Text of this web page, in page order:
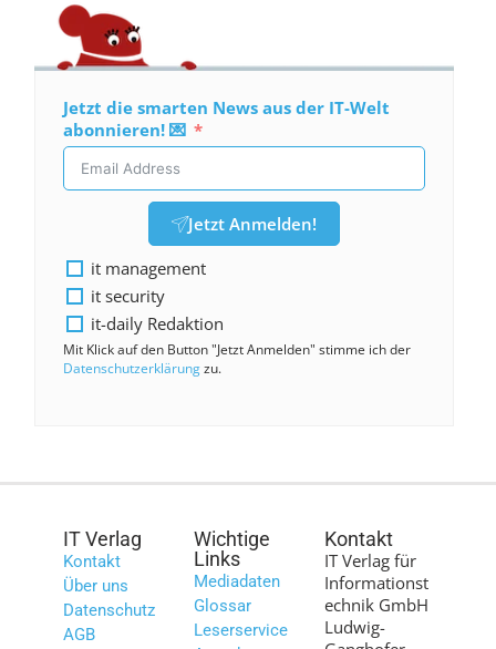
Jetzt die smarten News aus der IT-Welt
abonnieren! 💌
Jetzt Anmelden!
it management
it security
it-daily Redaktion
Mit Klick auf den Button "Jetzt Anmelden" stimme ich der
Datenschutzerklärungzu.
IT Verlag
Kontakt
Über uns
Datenschutz
AGB
Wichtige
Links
Mediadaten
Glossar
Leserservice
Kontakt
IT Verlag für
Informationst
echnik GmbH
Ludwig-